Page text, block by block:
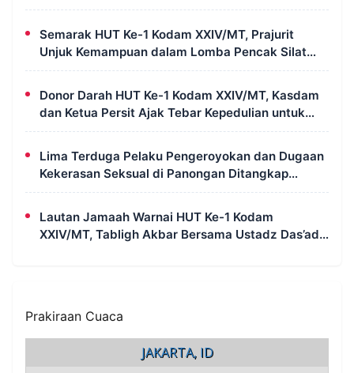
di Merauke
Semarak HUT Ke-1 Kodam XXIV/MT, Prajurit
Unjuk Kemampuan dalam Lomba Pencak Silat
Militer
Donor Darah HUT Ke-1 Kodam XXIV/MT, Kasdam
dan Ketua Persit Ajak Tebar Kepedulian untuk
Sesama
Lima Terduga Pelaku Pengeroyokan dan Dugaan
Kekerasan Seksual di Panongan Ditangkap
Polresta Tangerang
Lautan Jamaah Warnai HUT Ke-1 Kodam
XXIV/MT, Tabligh Akbar Bersama Ustadz Das’ad
Prakiraan Cuaca
JAKARTA, ID